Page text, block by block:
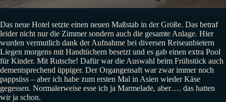
Das neue Hotel setzte einen neuen Maßstab in der Größe. Das betraf
leider nicht nur die Zimmer sondern auch die gesamte Anlage. Hier
wurden vermutlich dank der Aufnahme bei diversen Reiseanbietern
Liegen morgens mit Handtüchern besetzt und es gab einen extra Pool
für Kinder. Mit Rutsche! Dafür war die Auswahl beim Frühstück auch
dementsprechend üppiger. Der Organgensaft war zwar immer noch
pappsüss – aber ich habe zum ersten Mal in Asien wieder Käse
gegessen. Normalerweise esse ich ja Marmelade, aber…. das hatten
wir ja schon.